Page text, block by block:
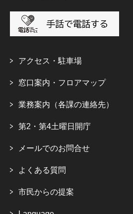
アクセス・駐車場
窓口案内・フロアマップ
業務案内（各課の連絡先）
第2・第4土曜日開庁
メールでのお問合せ
よくある質問
市民からの提案